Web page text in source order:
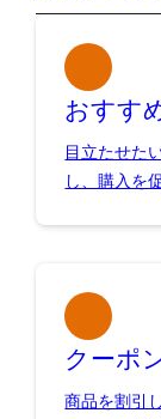
おすす
目立たせた
し、購入を
クーポ
商品を割引